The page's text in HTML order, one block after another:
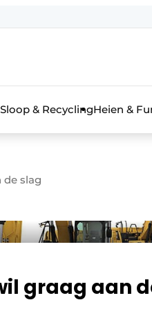
de aanmelding
voor de aanmelding FR
& bouwmachines
Sloop & RecyclingHeien &
de slag
graag aan